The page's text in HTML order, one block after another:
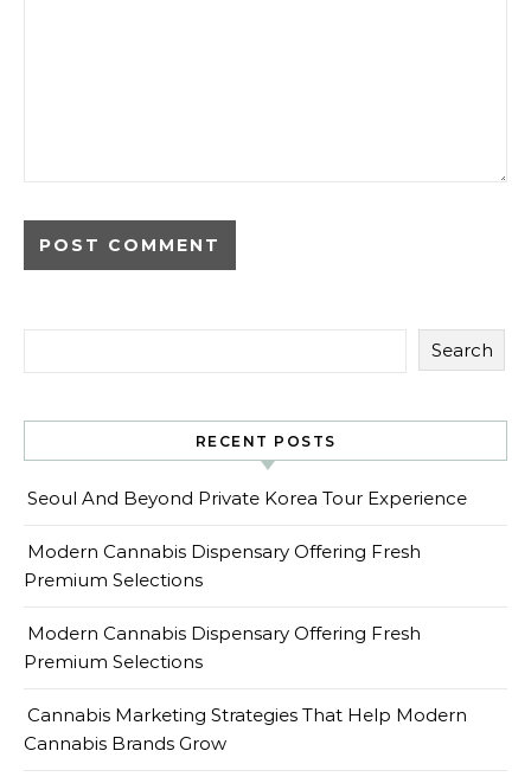
Search
RECENT POSTS
Seoul And Beyond Private Korea Tour Experience
Modern Cannabis Dispensary Offering Fresh
Premium Selections
Modern Cannabis Dispensary Offering Fresh
Premium Selections
Cannabis Marketing Strategies That Help Modern
Cannabis Brands Grow